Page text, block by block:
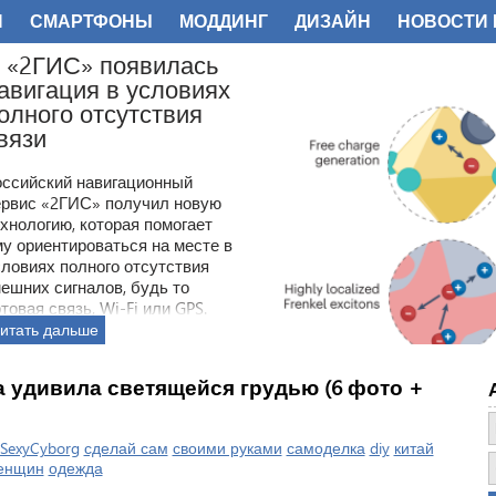
удивила светящейся грудью (6 фото +
SexyCyborg сделай сам своими руками самоделка diy китай
одежда
СМАРТФОНЫ МОДДИНГ ДИЗАЙН НОВОСТИ
ФОТО